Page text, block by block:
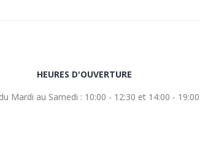
HEURES D'OUVERTURE
Mardi au Samedi : 10:00 - 12:30 et 14:00 - 19:00